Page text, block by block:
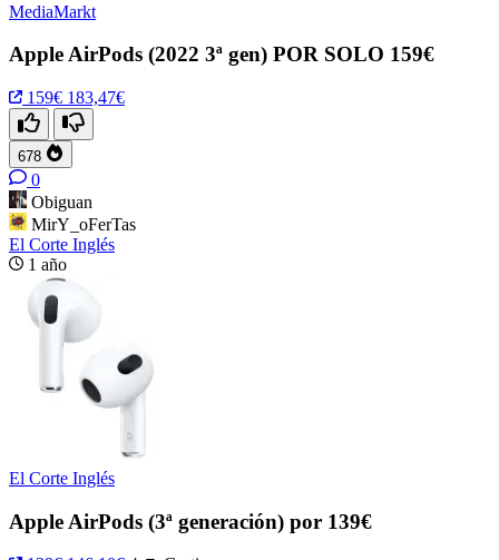
MediaMarkt
Apple AirPods (2022 3ª gen) POR SOLO 159€
159€ 183,47€
678
0
Obiguan
MirY_oFerTas
El Corte Inglés
1 año
El Corte Inglés
Apple AirPods (3ª generación) por 139€